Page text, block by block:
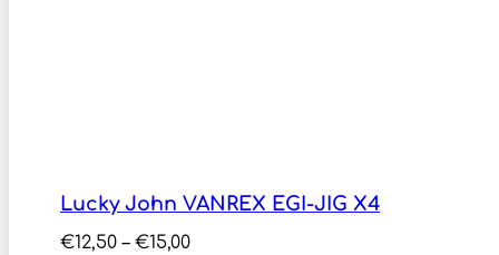
Lucky John VANREX EGI-JIG X4
€12,50 – €15,00Price